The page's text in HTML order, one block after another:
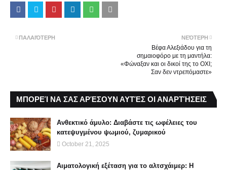
ΝΕΌΤΕΡΗ
Βέφα Αλεξιάδου για τη
σημαιοφόρο με τη μαντήλα:
«Φώναξαν και οι δικοί της το ΟΧΙ;
Σαν δεν ντρεπόμαστε»
ΠΑΛΑΙΌΤΕΡΗ
ΜΠΟΡΕΊ ΝΑ ΣΑΣ ΑΡΈΣΟΥΝ ΑΥΤΈΣ ΟΙ ΑΝΑΡΤΉΣΕΙΣ
Ανθεκτικό άμυλο: Διαβάστε τις ωφέλειες του
κατεψυγμένου ψωμιού, ζυμαρικού
October 21, 2025
Αιματολογική εξέταση για το αλτσχάιμερ: Η